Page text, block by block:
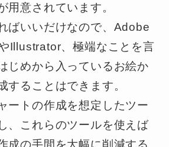
用意されています。
ばいいだけなので、Adobe
Illustrator、極端なことを言
じめから入っているお絵か
することはできます。
ートの作成を想定したツー
、これらのツールを使えば
成の手間を大幅に削減する